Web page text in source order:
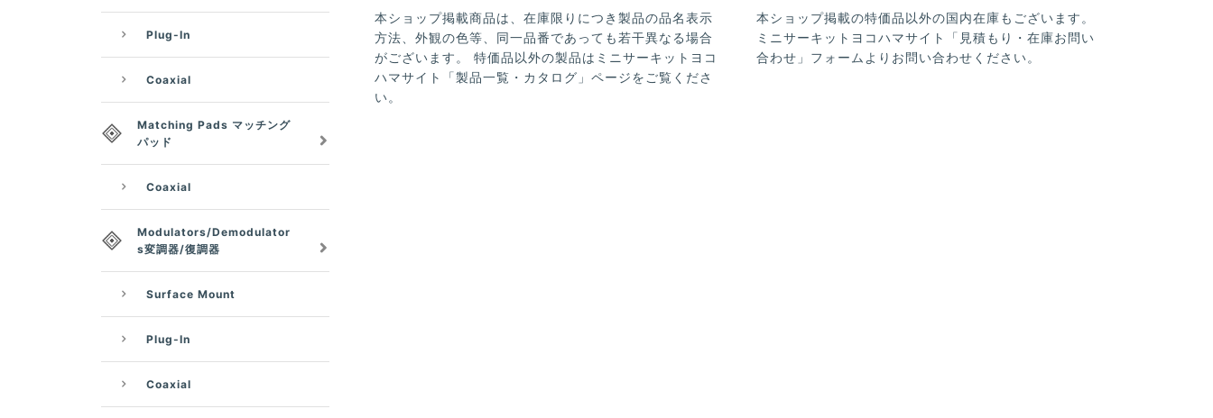
本ショップ掲載商品は、在庫限りにつき製品の品名表示
方法、外観の色等、同一品番であっても若干異なる場合
がございます。 特価品以外の製品はミニサーキットヨコ
ハマサイト「製品一覧・カタログ」ページをご覧くださ
い。
本ショップ掲載の特価品以外の国内在庫もございます。
ミニサーキットヨコハマサイト「見積もり・在庫お問い
合わせ」フォームよりお問い合わせください。
Plug-In
Coaxial
Matching Pads マッチング
パッド
Coaxial
Modulators/Demodulator
s変調器/復調器
Surface Mount
Plug-In
Coaxial